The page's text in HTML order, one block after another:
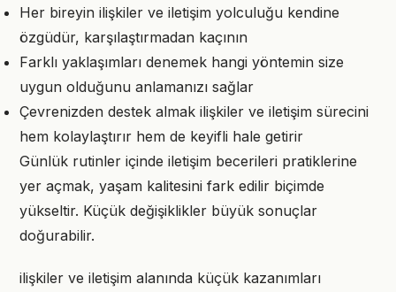
Her bireyin ilişkiler ve iletişim yolculuğu kendine
özgüdür, karşılaştırmadan kaçının
Farklı yaklaşımları denemek hangi yöntemin size
uygun olduğunu anlamanızı sağlar
Çevrenizden destek almak ilişkiler ve iletişim sürecini
hem kolaylaştırır hem de keyifli hale getirir
Günlük rutinler içinde iletişim becerileri pratiklerine
yer açmak, yaşam kalitesini fark edilir biçimde
yükseltir. Küçük değişiklikler büyük sonuçlar
doğurabilir.
ilişkiler ve iletişim alanında küçük kazanımları